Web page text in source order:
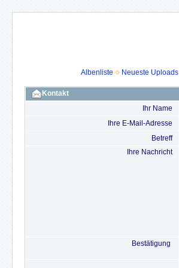
Albenliste
Neueste Uploads
Kontakt
Ihr Name
Ihre E-Mail-Adresse
Betreff
Ihre Nachricht
Bestätigung